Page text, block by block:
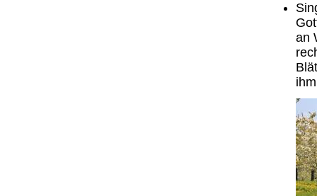
an